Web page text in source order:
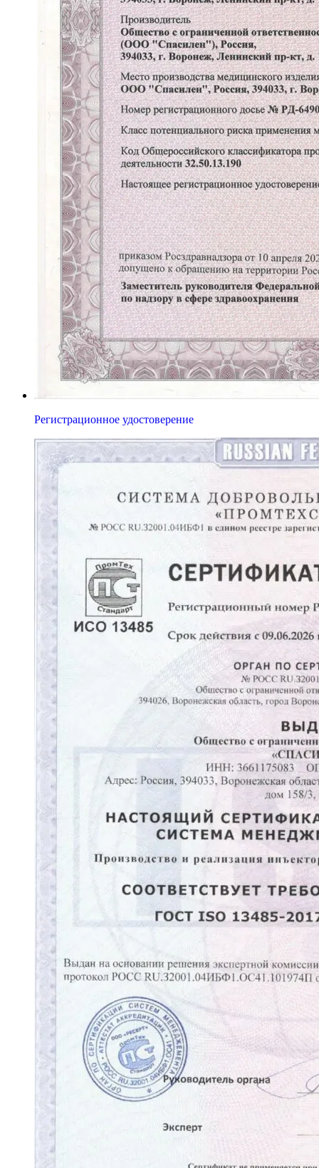
Регистрационное удостоверение